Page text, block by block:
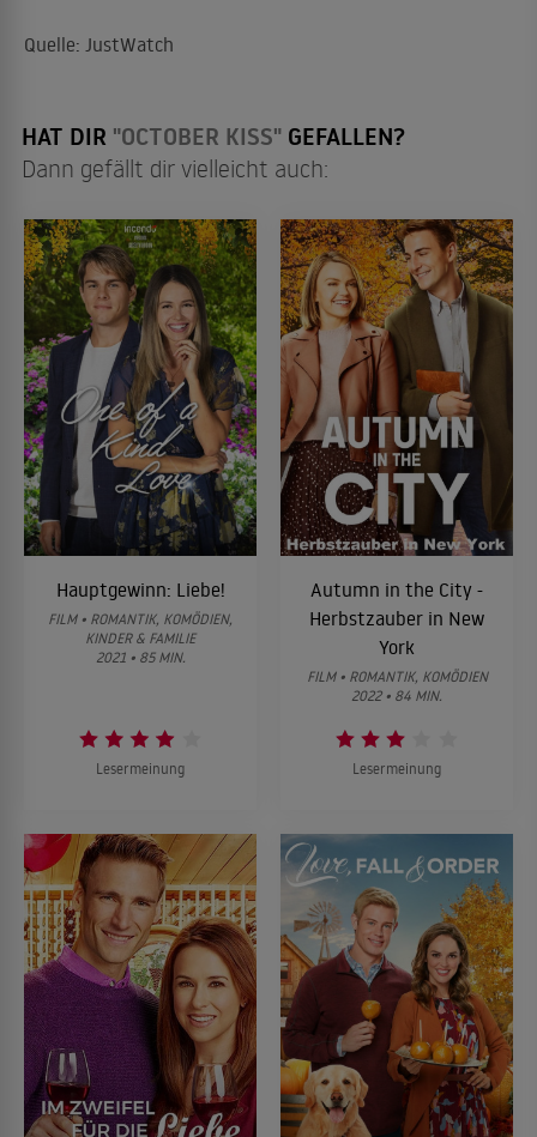
Quelle: JustWatch
HAT DIR "OCTOBER KISS" GEFALLEN?
Dann gefällt dir vielleicht auch:
Hauptgewinn: Liebe!
FILM • ROMANTIK, KOMÖDIEN,
KINDER & FAMILIE
2021 • 85 MIN.
Lesermeinung
Autumn in the City -
Herbstzauber in New
York
FILM • ROMANTIK, KOMÖDIEN
2022 • 84 MIN.
Lesermeinung